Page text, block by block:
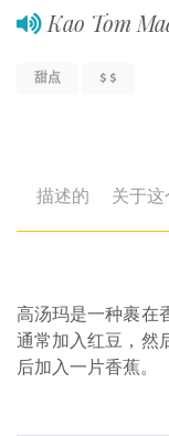
Kao Tom
甜点 $ $
描述的 关于这
高汤玛是一种裹在
通常加入红豆，然
后加入一片香蕉。